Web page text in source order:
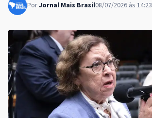
PorJornal Mais Brasil08/07/2026 às 14:23